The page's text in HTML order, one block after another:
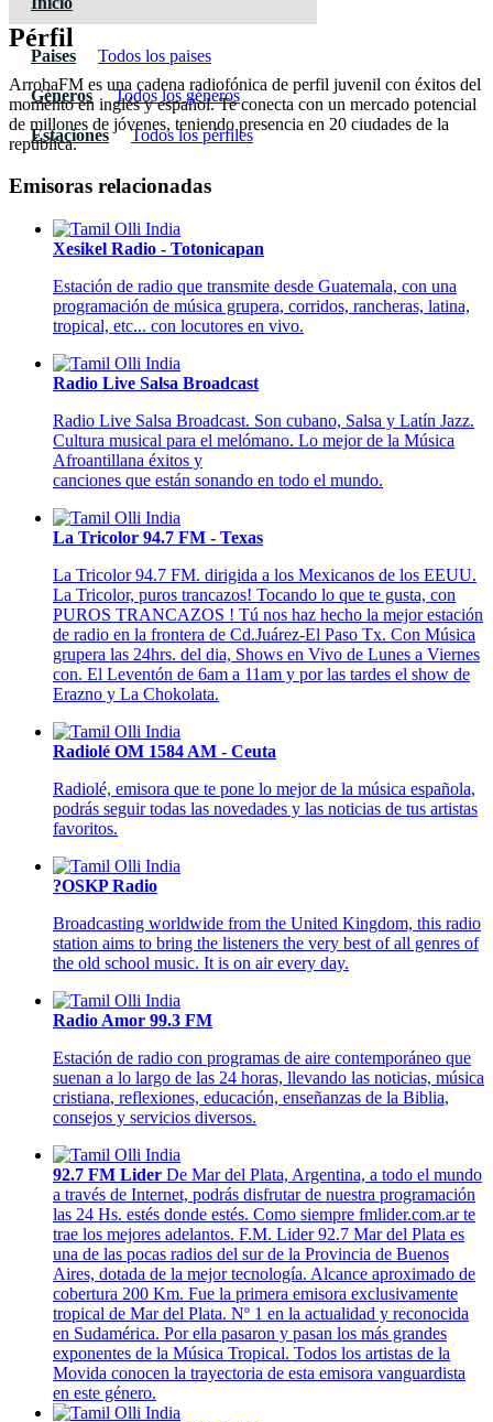
Paises Todos los paises
Géneros Todos los géneros
Estaciones Todos los pérfiles
Pérfil
ArrobaFM es una cadena radiofónica de perfil juvenil con éxitos del
momento en inglés y español. Te conecta con un mercado potencial
de millones de jóvenes, teniendo presencia en 20 ciudades de la
república.
Emisoras relacionadas
Xesikel Radio - Totonicapan
Estación de radio que transmite desde Guatemala, con una
programación de música grupera, corridos, rancheras, latina,
tropical, etc... con locutores en vivo.
Radio Live Salsa Broadcast
Radio Live Salsa Broadcast. Son cubano, Salsa y Latín Jazz.
Cultura musical para el melómano. Lo mejor de la Música
Afroantillana éxitos y
canciones que están sonando en todo el mundo.
La Tricolor 94.7 FM - Texas
La Tricolor 94.7 FM. dirigida a los Mexicanos de los EEUU.
La Tricolor, puros trancazos! Tocando lo que te gusta, con
PUROS TRANCAZOS ! Tú nos haz hecho la mejor estación
de radio en la frontera de Cd.Juárez-El Paso Tx. Con Música
grupera las 24hrs. del dia, Shows en Vivo de Lunes a Viernes
con. El Leventón de 6am a 11am y por las tardes el show de
Erazno y La Chokolata.
Radiolé OM 1584 AM - Ceuta
Radiolé, emisora que te pone lo mejor de la música española,
podrás seguir todas las novedades y las noticias de tus artistas
favoritos.
?OSKP Radio
Broadcasting worldwide from the United Kingdom, this radio
station aims to bring the listeners the very best of all genres of
the old school music. It is on air every day.
Radio Amor 99.3 FM
Estación de radio con programas de aire contemporáneo que
suenan a lo largo de las 24 horas, llevando las noticias, música
cristiana, reflexiones, educación, enseñanzas de la Biblia,
consejos y servicios diversos.
92.7 FM Lider De Mar del Plata, Argentina, a todo el mundo
a través de Internet, podrás disfrutar de nuestra programación
las 24 Hs. estés donde estés. Como siempre fmlider.com.ar te
trae los mejores adelantos. F.M. Lider 92.7 Mar del Plata es
una de las pocas radios del sur de la Provincia de Buenos
Aires, dotada de la mejor tecnología. Alcance aproximado de
cobertura 200 Km. Fue la primera emisora exclusivamente
tropical de Mar del Plata. Nº 1 en la actualidad y reconocida
en Sudamérica. Por ella pasaron y pasan los más grandes
exponentes de la Música Tropical. Todos los artistas de la
Movida conocen la trayectoria de esta emisora vanguardista
en este género.